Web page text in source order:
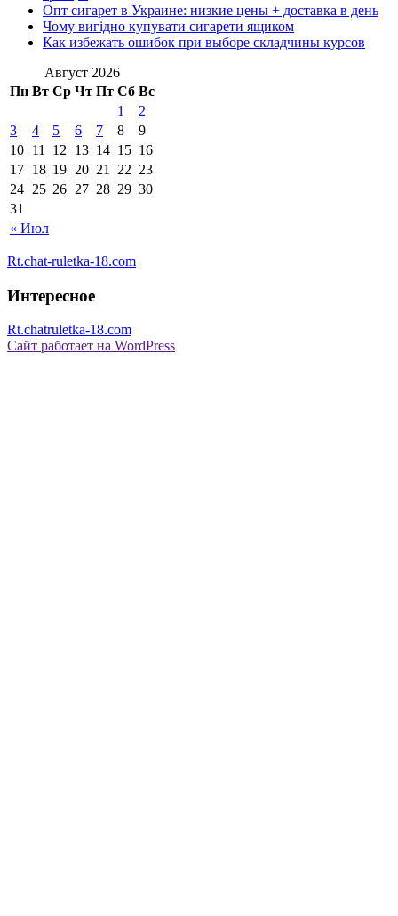
Опт сигарет в Украине: низкие цены + доставка в день
Чому вигідно купувати сигарети ящиком
Как избежать ошибок при выборе складчины курсов
Август 2026
Пн Вт Ср Чт Пт Сб Вс
« Июл
1
2
3
4 5 6 7 8
9
10 11 12 13 14 15 16
17 18 19 20 21 22 23
24 25 26 27 28 29 30
31
Rt.chat-ruletka-18.com
Интересное
Rt.chatruletka-18.com
Сайт работает на WordPress